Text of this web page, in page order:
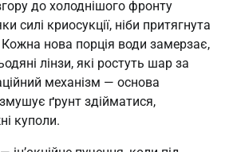
до холоднішого фронту
силі криосукції, ніби притягнута
нова порція води замерзає,
лінзи, які ростуть шар за
механізм — основа
ґрунт здійматися,
куполи.